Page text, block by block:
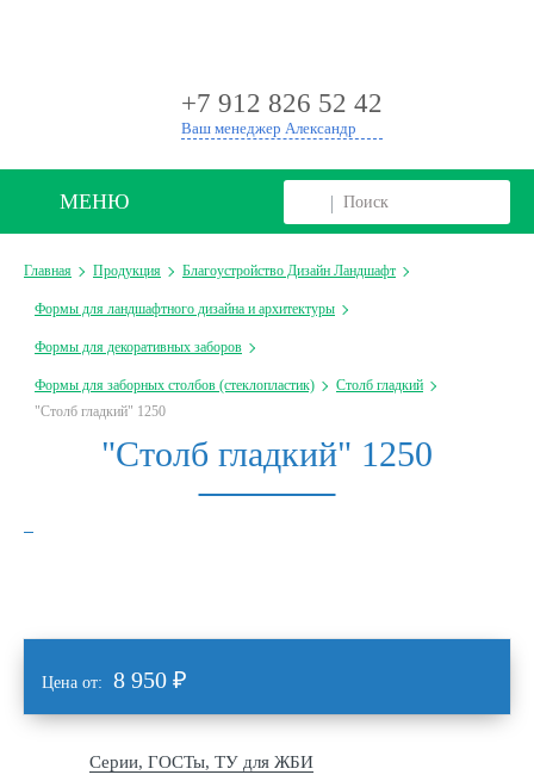
+7 912 826 52 42
Ваш менеджер Александр
МЕНЮ
Главная Продукция Благоустройство Дизайн Ландшафт
Формы для ландшафтного дизайна и архитектуры
Формы для декоративных заборов
Формы для заборных столбов (стеклопластик)
Столб гладкий
"Столб гладкий" 1250
"Столб гладкий" 1250
Цена от: 8 950 ₽
Серии, ГОСТы, ТУ для ЖБИ